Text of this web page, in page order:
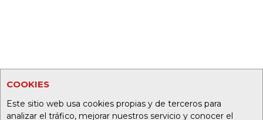
COOKIES
Este sitio web usa cookies propias y de terceros para
analizar el tráfico, mejorar nuestros servicio y conocer el